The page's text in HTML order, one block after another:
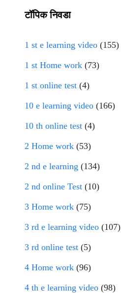
टॉपिक निवडा
1 st e learning video (155)
1 st Home work (73)
1 st online test (4)
10 e learning video (166)
10 th online test (4)
2 Home work (53)
2 nd e learning (134)
2 nd online Test (10)
3 Home work (75)
3 rd e learning video (107)
3 rd online test (5)
4 Home work (96)
4 th e learning video (98)